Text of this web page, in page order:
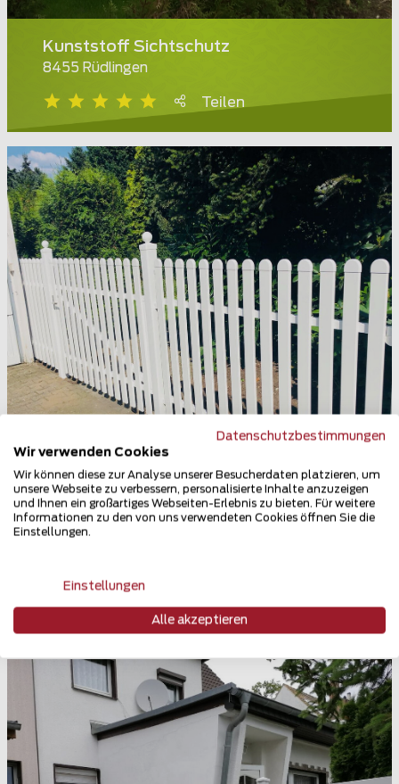
Kunststoff Sichtschutz
8455 Rüdlingen
Teilen
46042 Oberhausen
Teilen
Datenschutzbestimmungen
Wir verwenden Cookies
Wir können diese zur Analyse unserer Besucherdaten platzieren, um
unsere Webseite zu verbessern, personalisierte Inhalte anzuzeigen
und Ihnen ein großartiges Webseiten-Erlebnis zu bieten. Für weitere
Informationen zu den von uns verwendeten Cookies öffnen Sie die
Einstellungen.
Einstellungen
Alle akzeptieren